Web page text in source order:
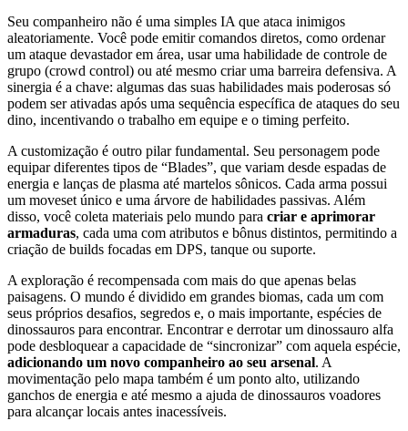
Seu companheiro não é uma simples IA que ataca inimigos
aleatoriamente. Você pode emitir comandos diretos, como ordenar
um ataque devastador em área, usar uma habilidade de controle de
grupo (crowd control) ou até mesmo criar uma barreira defensiva. A
sinergia é a chave: algumas das suas habilidades mais poderosas só
podem ser ativadas após uma sequência específica de ataques do seu
dino, incentivando o trabalho em equipe e o timing perfeito.
A customização é outro pilar fundamental. Seu personagem pode
equipar diferentes tipos de “Blades”, que variam desde espadas de
energia e lanças de plasma até martelos sônicos. Cada arma possui
um moveset único e uma árvore de habilidades passivas. Além
disso, você coleta materiais pelo mundo para criar e aprimorar
armaduras, cada uma com atributos e bônus distintos, permitindo a
criação de builds focadas em DPS, tanque ou suporte.
A exploração é recompensada com mais do que apenas belas
paisagens. O mundo é dividido em grandes biomas, cada um com
seus próprios desafios, segredos e, o mais importante, espécies de
dinossauros para encontrar. Encontrar e derrotar um dinossauro alfa
pode desbloquear a capacidade de “sincronizar” com aquela espécie,
adicionando um novo companheiro ao seu arsenal. A
movimentação pelo mapa também é um ponto alto, utilizando
ganchos de energia e até mesmo a ajuda de dinossauros voadores
para alcançar locais antes inacessíveis.